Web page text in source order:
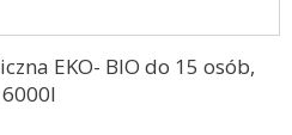
EKO- BIO do 15 osób,
6000l